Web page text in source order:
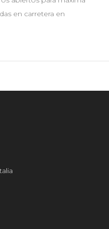
en carretera en